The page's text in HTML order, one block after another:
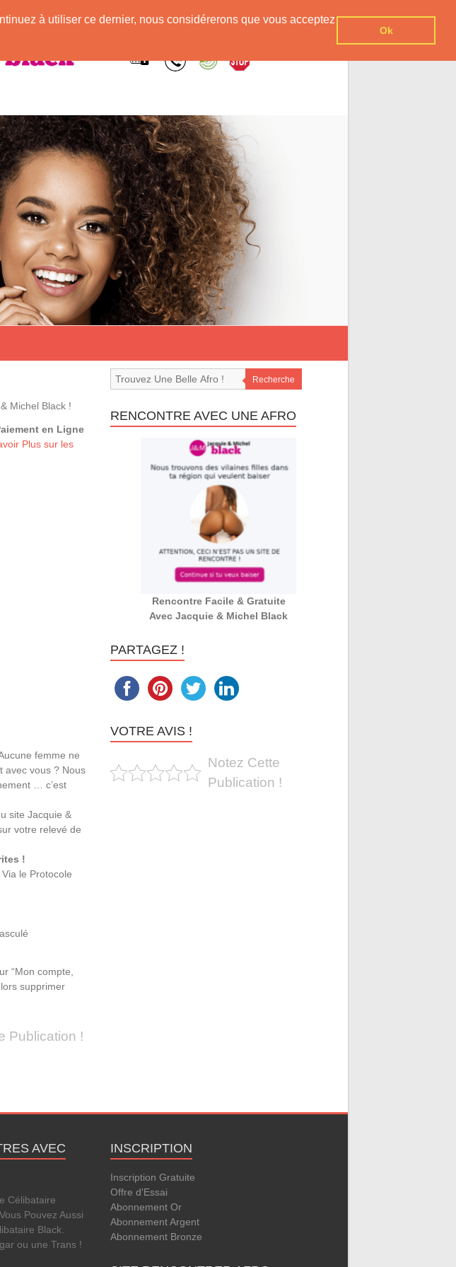
à utiliser ce dernier, nous considérerons que vous acceptez
Ok
Michel Black !
en Ligne
Plus sur les
femme ne
avec vous ? Nous
… c’est
site Jacquie &
votre relevé de
!
Via le Protocole
“Mon compte,
supprimer
Publication !
Recherche
RENCONTRE AVEC UNE AFRO
Rencontre Facile & Gratuite
Avec Jacquie & Michel Black
PARTAGEZ !
VOTRE AVIS !
Notez Cette
Publication !
AVEC
Célibataire
Pouvez Aussi
Black.
ou une Trans !
INSCRIPTION
Inscription Gratuite
Offre d'Essai
Abonnement Or
Abonnement Argent
Abonnement Bronze